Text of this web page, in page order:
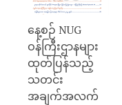
နေ့စဉ် NUG
ဝန်ကြီးဌာနများ
ထုတ်ပြန်သည့်
သတင်း
အချက်အလက်